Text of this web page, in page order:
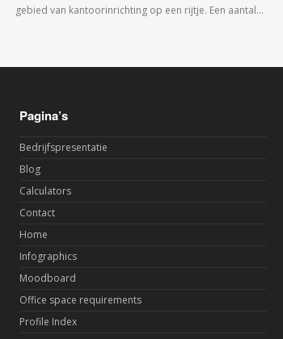
gebied van kantoorinrichting op een rijtje. Een aantal…
Pagina’s
Bedrijfspresentatie
Blog
Calculators
Contact
Home
Infographics
Moodboard
Office space requirements
Profile Index